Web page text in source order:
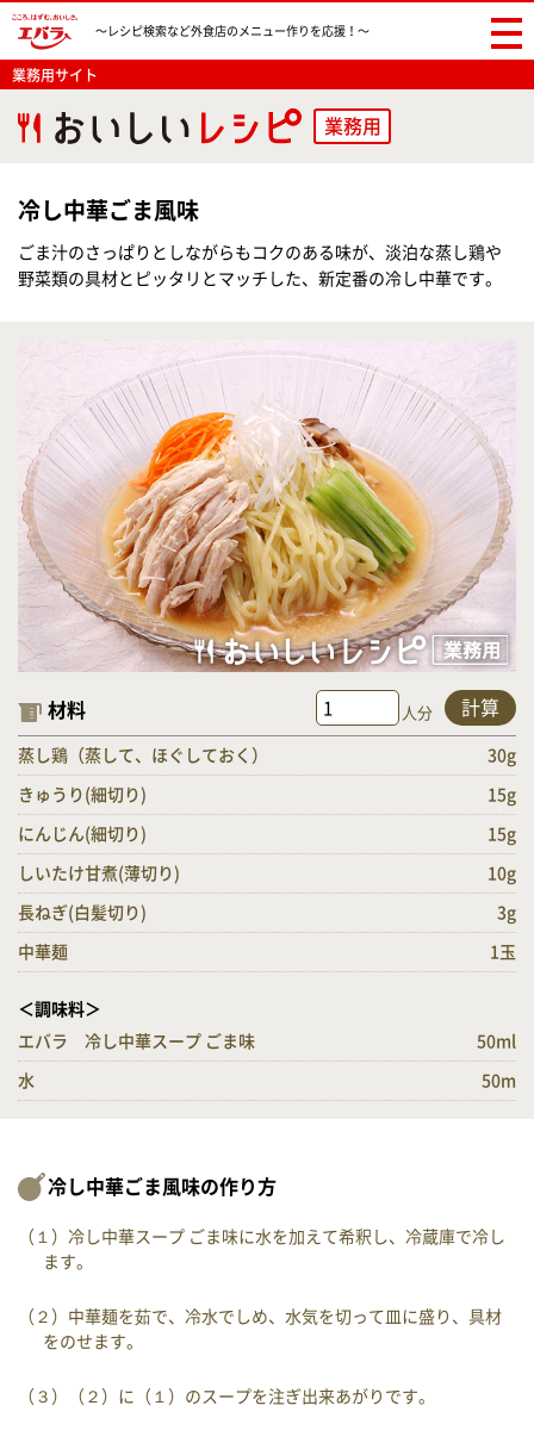
〜レシピ検索など外食店のメニュー作りを応援！〜
業務用サイト
業務用
冷し中華ごま風味
ごま汁のさっぱりとしながらもコクのある味が、淡泊な蒸し鶏や
野菜類の具材とピッタリとマッチした、新定番の冷し中華です。
材料 人分 計算
蒸し鶏（蒸して、ほぐしておく） 30g
きゅうり(細切り) 15g
にんじん(細切り) 15g
しいたけ甘煮(薄切り) 10g
長ねぎ(白髪切り) 3g
中華麺 1玉
＜調味料＞
エバラ 冷し中華スープ ごま味
50ml
水 50m
冷し中華ごま風味の作り方
（１）冷し中華スープ ごま味に水を加えて希釈し、冷蔵庫で冷し
ます。
（２）中華麺を茹で、冷水でしめ、水気を切って皿に盛り、具材
をのせます。
（３）（２）に（１）のスープを注ぎ出来あがりです。